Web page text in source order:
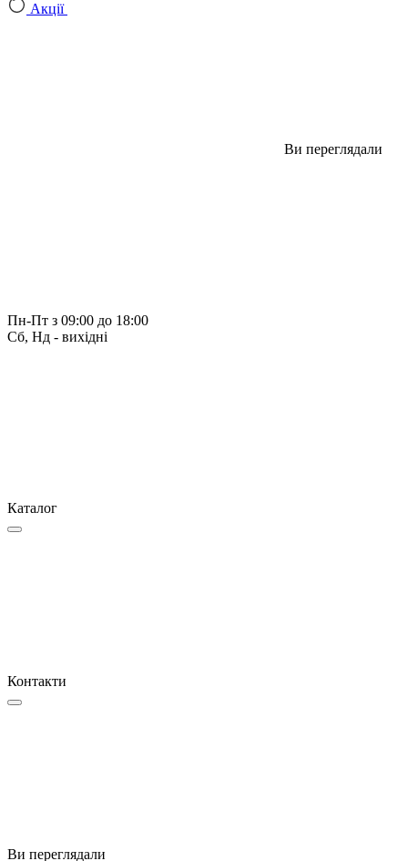
Акції
Ви переглядали
Пн-Пт з 09:00 до 18:00
Сб, Нд - вихідні
Каталог
Контакти
Ви переглядали